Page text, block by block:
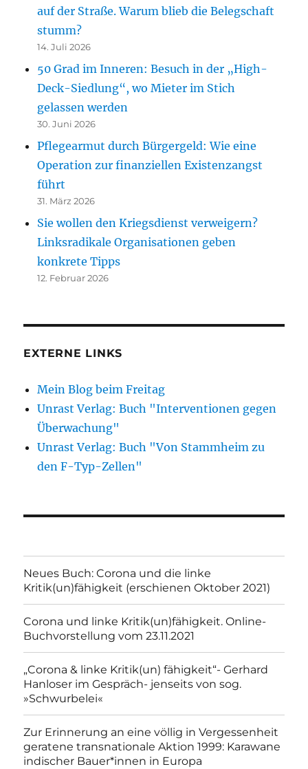
auf der Straße. Warum blieb die Belegschaft
stumm?
14. Juli 2026
50 Grad im Inneren: Besuch in der „High-
Deck-Siedlung“, wo Mieter im Stich
gelassen werden
30. Juni 2026
Pflegearmut durch Bürgergeld: Wie eine
Operation zur finanziellen Existenzangst
führt
31. März 2026
Sie wollen den Kriegsdienst verweigern?
Linksradikale Organisationen geben
konkrete Tipps
12. Februar 2026
EXTERNE LINKS
Mein Blog beim Freitag
Unrast Verlag: Buch "Interventionen gegen
Überwachung"
Unrast Verlag: Buch "Von Stammheim zu
den F-Typ-Zellen"
Neues Buch: Corona und die linke
Kritik(un)fähigkeit (erschienen Oktober 2021)
Corona und linke Kritik(un)fähigkeit. Online-
Buchvorstellung vom 23.11.2021
„Corona & linke Kritik(un) fähigkeit“- Gerhard
Hanloser im Gespräch- jenseits von sog.
»Schwurbelei«
Zur Erinnerung an eine völlig in Vergessenheit
geratene transnationale Aktion 1999: Karawane
indischer Bauer*innen in Europa